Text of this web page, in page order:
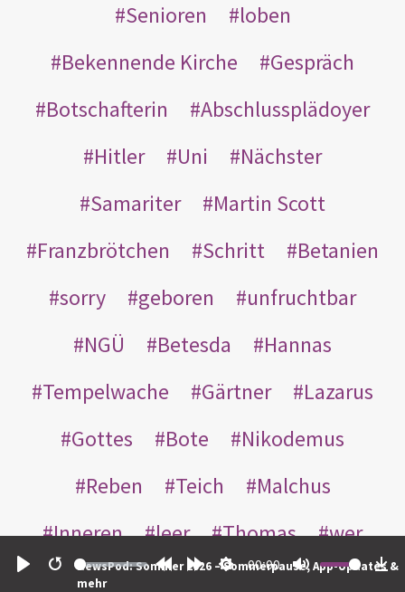
Restart
00:00
NewsPod: Sommer 2026 – Sommerpause, App-Updates &
mehr
Senioren
loben
Bekennende Kirche
Gespräch
Botschafterin
Abschlussplädoyer
Hitler
Uni
Nächster
Samariter
Martin Scott
Franzbrötchen
Schritt
Betanien
sorry
geboren
unfruchtbar
NGÜ
Betesda
Hannas
Tempelwache
Gärtner
Lazarus
Gottes
Bote
Nikodemus
Reben
Teich
Malchus
Inneren
leer Thomas
wer
einander
nachts weggeworfen